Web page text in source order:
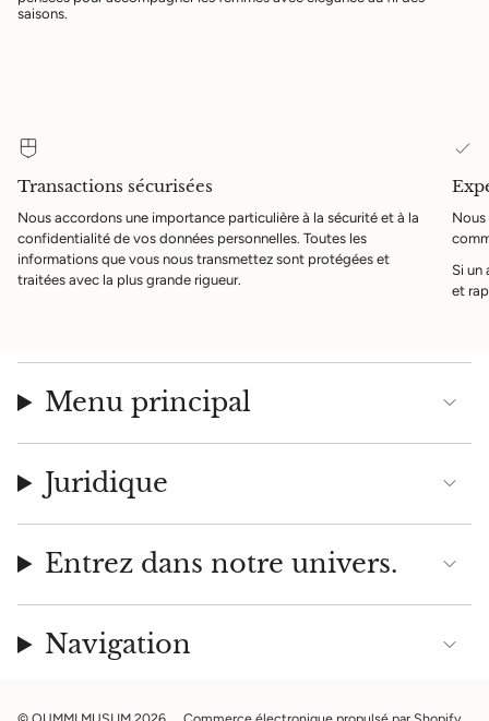
saisons.
Transactions sécurisées
Nous accordons une importance particulière à la sécurité et à la
confidentialité de vos données personnelles. Toutes les
informations que vous nous transmettez sont protégées et
traitées avec la plus grande rigueur.
Si un
et
Menu principal
Juridique
Entrez dans notre univers.
Navigation